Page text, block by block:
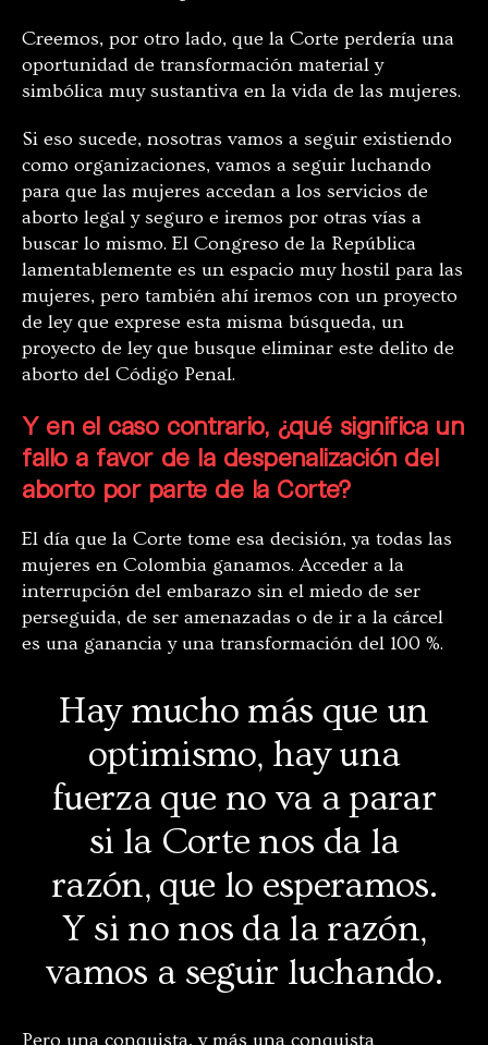
Creemos, por otro lado, que la Corte perdería una
oportunidad de transformación material y
simbólica muy sustantiva en la vida de las mujeres.
Si eso sucede, nosotras vamos a seguir existiendo
como organizaciones, vamos a seguir luchando
para que las mujeres accedan a los servicios de
aborto legal y seguro e iremos por otras vías a
buscar lo mismo. El Congreso de la República
lamentablemente es un espacio muy hostil para las
mujeres, pero también ahí iremos con un proyecto
de ley que exprese esta misma búsqueda, un
proyecto de ley que busque eliminar este delito de
aborto del Código Penal.
Y en el caso contrario, ¿qué significa un
fallo a favor de la despenalización del
aborto por parte de la Corte?
El día que la Corte tome esa decisión, ya todas las
mujeres en Colombia ganamos. Acceder a la
interrupción del embarazo sin el miedo de ser
perseguida, de ser amenazadas o de ir a la cárcel
es una ganancia y una transformación del 100 %.
Hay mucho más que un
optimismo, hay una
fuerza que no va a parar
si la Corte nos da la
razón, que lo esperamos.
Y si no nos da la razón,
vamos a seguir luchando.
Pero una conquista, y más una conquista